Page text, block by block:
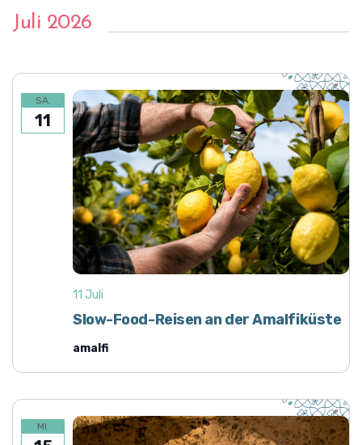
Juli 2026
SA.
11
Slow-Food-Reisen an der Amalfiküste
11 Juli
amalfi
MI.